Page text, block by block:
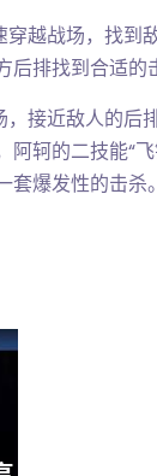
越战场，找到
排找到合适的
接近敌人的后
轲的二技能“
爆发性的击杀。